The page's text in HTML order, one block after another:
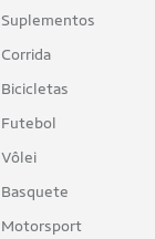
Suplementos
Corrida
Bicicletas
Futebol
Vôlei
Basquete
Motorsport